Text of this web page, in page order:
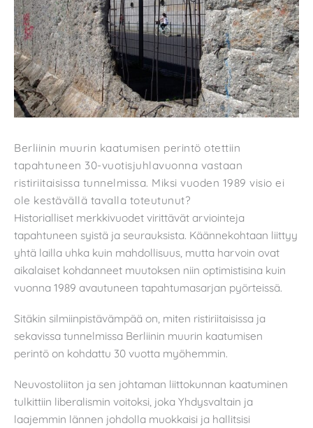
Berliinin muurin kaatumisen perintö otettiin
tapahtuneen 30-vuotisjuhlavuonna vastaan
ristiriitaisissa tunnelmissa. Miksi vuoden 1989 visio ei
ole kestävällä tavalla toteutunut?
Historialliset merkkivuodet virittävät arviointeja
tapahtuneen syistä ja seurauksista. Käännekohtaan liittyy
yhtä lailla uhka kuin mahdollisuus, mutta harvoin ovat
aikalaiset kohdanneet muutoksen niin optimistisina kuin
vuonna 1989 avautuneen tapahtumasarjan pyörteissä.
Sitäkin silmiinpistävämpää on, miten ristiriitaisissa ja
sekavissa tunnelmissa Berliinin muurin kaatumisen
perintö on kohdattu 30 vuotta myöhemmin.
Neuvostoliiton ja sen johtaman liittokunnan kaatuminen
tulkittiin liberalismin voitoksi, joka Yhdysvaltain ja
laajemmin lännen johdolla muokkaisi ja hallitsisi